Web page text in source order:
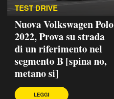
TEST DRIVE
Nuova Volkswagen Polo
2022, Prova su strada
di un riferimento nel
segmento B [spina no,
metano si]
LEGGI